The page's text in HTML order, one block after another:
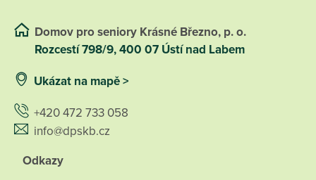
Domov pro seniory Krásné Březno, p. o.
Rozcestí 798/9, 400 07 Ústí nad Labem
Ukázat na mapě >
+420 472 733 058
info@dpskb.cz
Odkazy